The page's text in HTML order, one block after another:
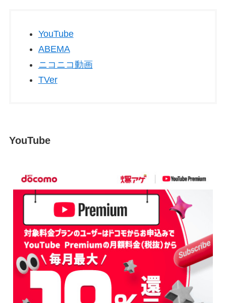
YouTube
ABEMA
ニコニコ動画
TVer
YouTube